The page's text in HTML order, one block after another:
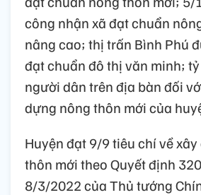
công nhận xã đạt chuẩn
nâng cao; thị trấn Bình Phú
đạt chuẩn đô thị văn minh;
người dân trên địa bàn đối
dựng nông thôn mới của
Huyện đạt 9/9 tiêu chí về
thôn mới theo Quyết định
8/3/2022 của Thủ tướng